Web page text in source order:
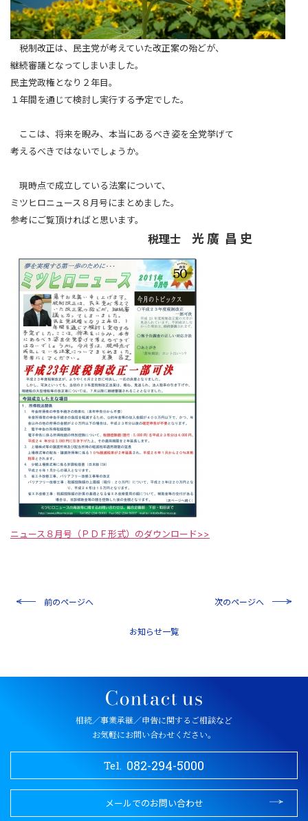
税制改正は、民主党が考えていた改正案の殆どが、
継続審議となってしまいました。
民主党政権となり２年目。
１年間を通じて検討し実行する予定でした。
ここは、将来を睨み、本当にあるべき姿を全党挙げて
考えるべきではないでしょうか。
現時点で成立している法案について、
ミツヒロニュース８月号にまとめました。
参考にご覧頂ければと思います。
税理士 光 廣 昌 史
ニュース８月号（ＰＤＦ形式）のダウンロード>>
前のページへ
一覧
次のページへ
相続／事業承継／申告に関するご相談など
お気軽にお問い合わせください。
Tel. 082-294-5000
メールでのお問い合わせ